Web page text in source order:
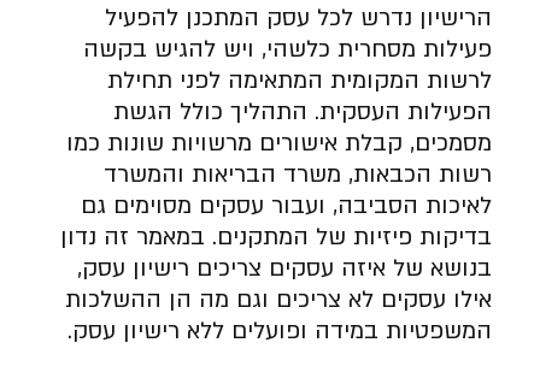
הרישיון נדרש לכל עסק המתכנן להפעיל
פעילות מסחרית כלשהי, ויש להגיש בקשה
לרשות המקומית המתאימה לפני תחילת
הפעילות העסקית. התהליך כולל הגשת
מסמכים, קבלת אישורים מרשויות שונות כמו
רשות הכבאות, משרד הבריאות והמשרד
לאיכות הסביבה, ועבור עסקים מסוימים גם
בדיקות פיזיות של המתקנים. במאמר זה נדון
בנושא של איזה עסקים צריכים רישיון עסק,
אילו עסקים לא צריכים וגם מה הן ההשלכות
המשפטיות במידה ופועלים ללא רישיון עסק.